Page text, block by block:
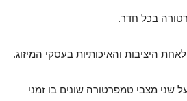
בכל חדר.
שני מצבי טמפרטורה שונים בו זמני